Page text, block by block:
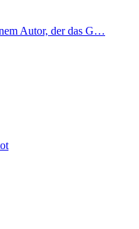
Autor, der das G…